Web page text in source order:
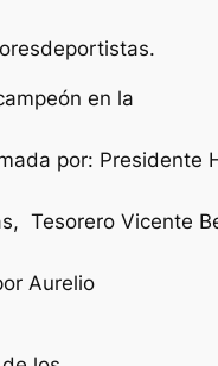
en la
por: Presidente
Tesorero Vicente
Aurelio